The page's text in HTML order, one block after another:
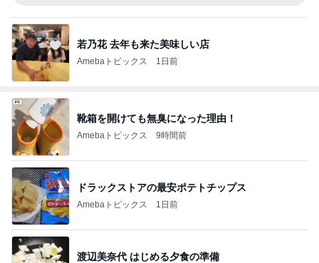
若乃花 去年も来た美味しい店
Amebaトピックス 1日前
靴箱を開けても無臭になった理由！
Amebaトピックス 9時間前
ドラックストアの最安ポテトチップス
Amebaトピックス 1日前
渡辺美奈代 はじめる夕食の準備